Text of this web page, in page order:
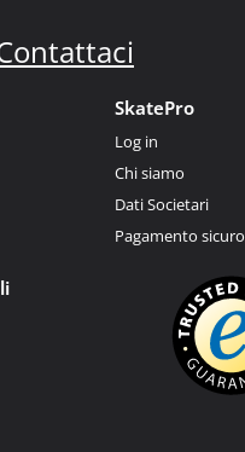
SkatePro
Log in
Chi siamo
Dati Societari
Pagamento sicuro